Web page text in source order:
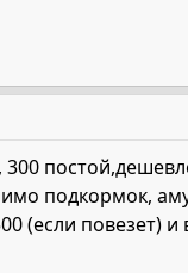
подкормок,
(если повезет)